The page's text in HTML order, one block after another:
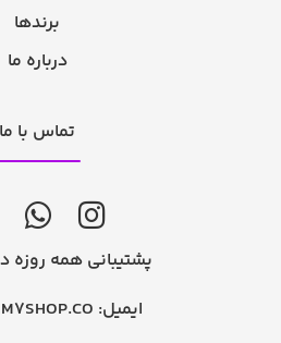
برندها
درباره ما
تماس با ما
پشتیبانی همه روزه
ایمیل: